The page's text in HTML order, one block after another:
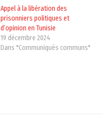
Appel à la libération des
prisonniers politiques et
d’opinion en Tunisie
19 décembre 2024
Dans "Communiqués communs"